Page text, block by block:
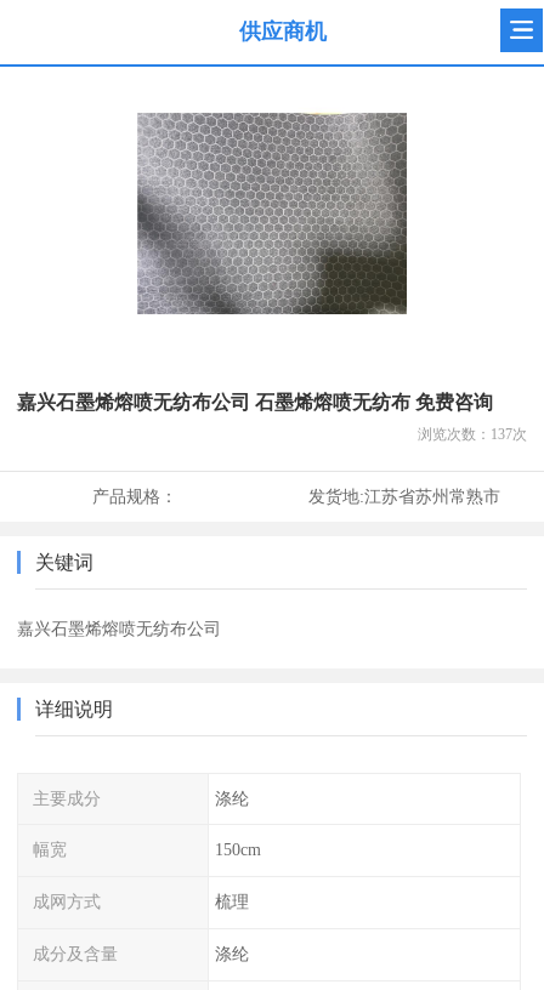
供应商机
嘉兴石墨烯熔喷无纺布公司 石墨烯熔喷无纺布 免费咨询
浏览次数： 137次
产品规格： 发货地:江苏省苏州常熟市
关键词
嘉兴石墨烯熔喷无纺布公司
详细说明
主要成分 涤纶
幅宽 150cm
成网方式 梳理
成分及含量 涤纶